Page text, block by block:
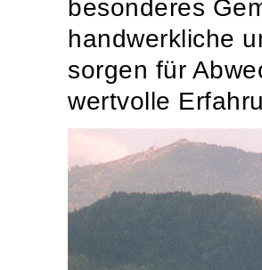
besonderes
handwerkliche
sorgen für
wertvolle